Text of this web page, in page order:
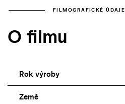
FILMOGRAFICKÉ ÚDAJE
O filmu
Rok výroby
Země